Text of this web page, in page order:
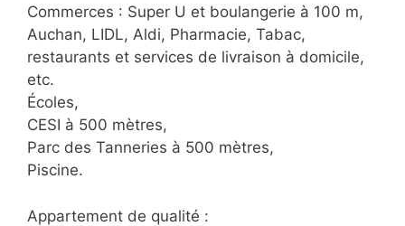
Commerces : Super U et boulangerie à 100 m,
Auchan, LIDL, Aldi, Pharmacie, Tabac,
restaurants et services de livraison à domicile,
etc.
Écoles,
CESI à 500 mètres,
Parc des Tanneries à 500 mètres,
Piscine.
Appartement de qualité :